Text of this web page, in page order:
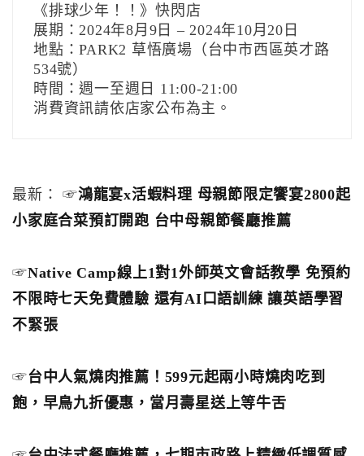
《排球少年！！》快閃店
展期：2024年8月9日 – 2024年10月20日
地點：PARK2 草悟廣場（台中市西區英才路
534號）
時間：週一至週日 11:00-21:00
消費資訊請依店家公布為主。
最新： ☞鴻龍宴x活蝦料理 母親節限定饗宴2800起
小家庭合菜預訂開跑 台中母親節餐廳推薦
☞Native Camp線上1對1外師英文會話教學 免預約
不限時七天免費體驗 還有AI口語訓練 讓英語學習
不緊張
☞台中人氣燒肉推薦！599元起兩小時燒肉吃到
飽，早鳥九折優惠，當月壽星送上等牛舌